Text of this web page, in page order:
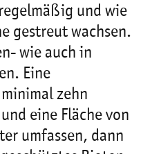
und wie
gestreut wachsen.
wie auch in
Eine
zehn
eine Fläche von
umfassen, dann